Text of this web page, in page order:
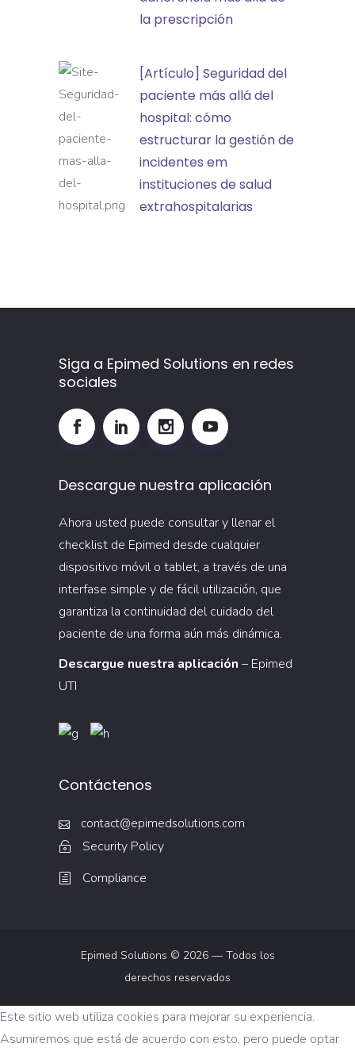
la
más
de
la prescripción
[Artículo]
Seguridad
del
paciente
más
allá
del
incidentes
em
instituciones
de
salud
[Artículo] Seguridad del
paciente más allá del
hospital: cómo
estructurar la gestión de
incidentes em
instituciones de salud
extrahospitalarias
Siga a Epimed Solutions en redes
sociales
Descargue nuestra aplicación
Ahora usted puede consultar y llenar el
checklist de Epimed desde cualquier
dispositivo móvil o tablet, a través de una
interfase simple y de fácil utilización, que
garantiza la continuidad del cuidado del
paciente de una forma aún más dinámica.
Descargue nuestra aplicación – Epimed
UTI
Contáctenos
contact@epimedsolutions.com
Security Policy
Compliance
Epimed Solutions © 2026 — Todos los
derechos reservados
Este sitio web utiliza cookies para mejorar su experiencia.
Asumiremos que está de acuerdo con esto, pero puede optar